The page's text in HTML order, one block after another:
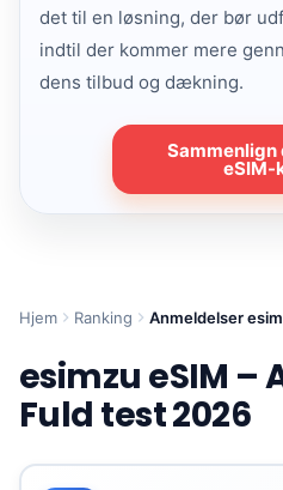
det til en løsning, der bør
indtil der kommer mere
dens tilbud og dækning.
Sammenlign
eSIM-
Hjem Ranking Anmeldelser
esimzu eSIM –
Fuld test 2026